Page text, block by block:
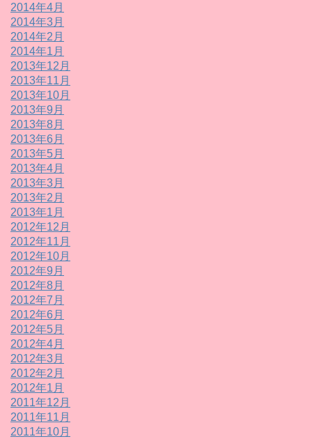
2014年4月
2014年3月
2014年2月
2014年1月
2013年12月
2013年11月
2013年10月
2013年9月
2013年8月
2013年6月
2013年5月
2013年4月
2013年3月
2013年2月
2013年1月
2012年12月
2012年11月
2012年10月
2012年9月
2012年8月
2012年7月
2012年6月
2012年5月
2012年4月
2012年3月
2012年2月
2012年1月
2011年12月
2011年11月
2011年10月